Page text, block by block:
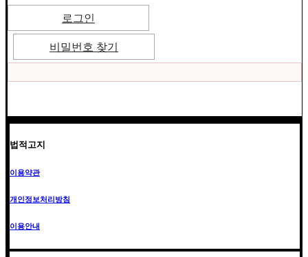
로그인
비밀번호 찾기
법적고지
이용약관
개인정보처리방침
이용안내